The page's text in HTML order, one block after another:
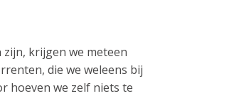
krijgen we meteen
die we weleens bij
hoeven we zelf niets te